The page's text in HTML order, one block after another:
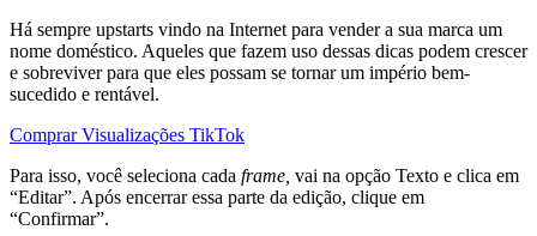
Há sempre upstarts vindo na Internet para vender a sua marca um
nome doméstico. Aqueles que fazem uso dessas dicas podem crescer
e sobreviver para que eles possam se tornar um império bem-
sucedido e rentável.
Comprar Visualizações TikTok
Para isso, você seleciona cada frame, vai na opção Texto e clica em
“Editar”. Após encerrar essa parte da edição, clique em
“Confirmar”.